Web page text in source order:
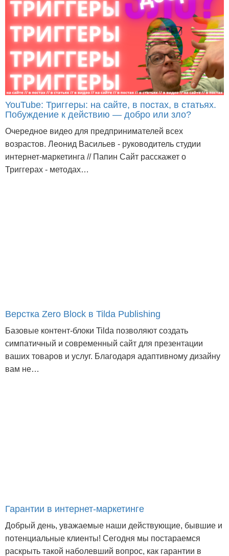
YouTube: Триггеры: на сайте, в постах, в статьях.
Побуждение к действию — добро или зло?
Очередное видео для предпринимателей всех
возрастов. Леонид Васильев - руководитель студии
интернет-маркетинга // Папин Сайт расскажет о
Триггерах - методах…
Верстка Zero Block в Tilda Publishing
Базовые контент-блоки Tilda позволяют создать
симпатичный и современный сайт для презентации
ваших товаров и услуг. Благодаря адаптивному дизайну
вам не…
Гарантии в интернет-маркетинге
Добрый день, уважаемые наши действующие, бывшие и
потенциальные клиенты! Сегодня мы постараемся
раскрыть такой наболевший вопрос, как гарантии в